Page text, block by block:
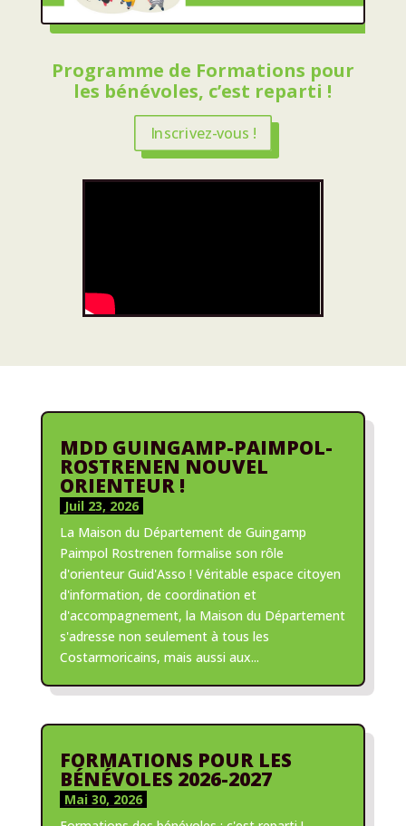
Programme de Formations pour
les bénévoles, c’est reparti !
Inscrivez-vous !
MDD GUINGAMP-PAIMPOL-
ROSTRENEN NOUVEL
ORIENTEUR !
Juil 23, 2026
La Maison du Département de Guingamp
Paimpol Rostrenen formalise son rôle
d'orienteur Guid'Asso ! Véritable espace citoyen
d'information, de coordination et
d'accompagnement, la Maison du Département
s'adresse non seulement à tous les
Costarmoricains, mais aussi aux...
FORMATIONS POUR LES
BÉNÉVOLES 2026-2027
Mai 30, 2026